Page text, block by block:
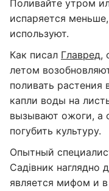
Поливайте утром
испаряется
используют.
Как писал Главред,
летом
поливать растения
капли воды на
вызывают ожоги, а
погубить культуру.
Опытный
Садівник наглядно
является мифом и